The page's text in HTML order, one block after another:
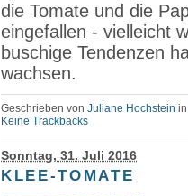
die Tomate und die
eingefallen - vielleicht
buschige Tendenzen
wachsen.
Geschrieben vonJuliane Hochstein
Keine Trackbacks
Sonntag, 31. Juli 2016
KLEE-TOMATE